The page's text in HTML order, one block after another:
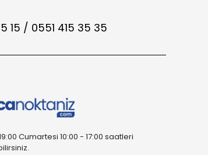
15 / 0551 415 35 35
Cumartesi 10:00 - 17:00 saatleri